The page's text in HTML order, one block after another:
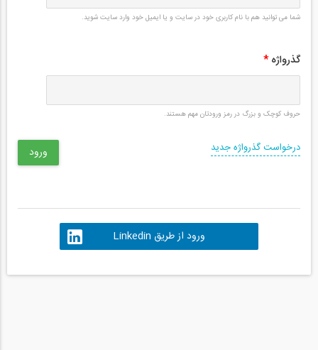
شما می توانید هم با نام کاربری خود در سایت و یا ایمیل خود وارد سایت شوید.
گذرواژه *
حروف کوچک و بزرگ در رمز ورودتان مهم هستند.
درخواست گذرواژه جدید
ورود از طریق Linkedin